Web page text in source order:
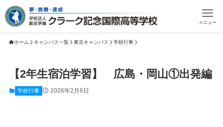
メニュー
ホーム キャンパス一覧 東京キャンパス 学校行事
【2年生宿泊学習】 広島・岡山①出発編
学校行事 2026年2月6日